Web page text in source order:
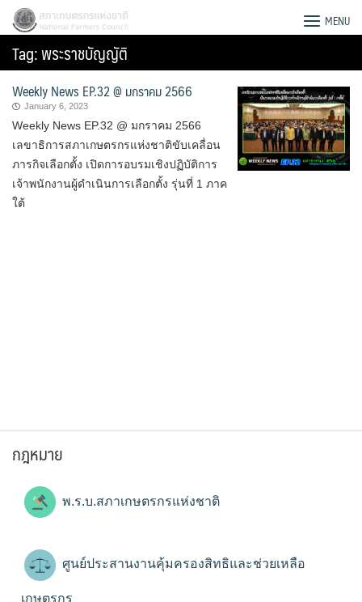
Skip
content
สภาเกษตรกรแห่งชาติ MENU
Tag:พระราชบัญญัติ
Weekly News EP.32 @ มกราคม 2566
January 6, 2023
Weekly News EP.32 @ มกราคม 2566
เลขาธิการสภาเกษตรกรแห่งชาติขับเคลื่อน
ภารกิจเลือกตั้ง เปิดการอบรมเชิงปฏิบัติการ
เจ้าพนักงานผู้ดำเนินการเลือกตั้ง รุ่นที่ 1 ภาค
ใต้
กฎหมาย
พ.ร.บ.สภาเกษตรกรแห่งชาติ
ศูนย์ประสานงานคุ้มครองสิทธิและช่วยเหลือ
เกษตรกร